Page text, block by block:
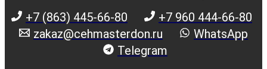
+7 (863) 445-66-80
+7 960 444-66-80
zakaz@cehmasterdon.ru
WhatsApp
Telegram